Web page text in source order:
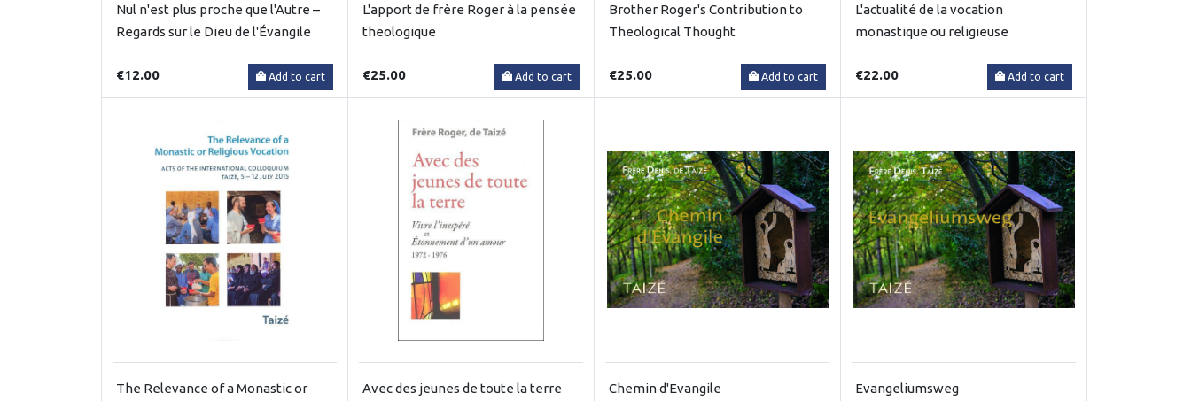
Nul n'est plus proche que l'Autre –
Regards sur le Dieu de l'Évangile
€12.00 Add to cart
L'apport de frère Roger à la pensée
theologique
€25.00 Add to cart
Brother Roger's Contribution to
Theological Thought
€25.00 Add to cart
L'actualité de la vocation
monastique ou religieuse
€22.00 Add to cart
The Relevance of a Monastic or
Avec des jeunes de toute la terre Chemin d'Evangile Evangeliumsweg